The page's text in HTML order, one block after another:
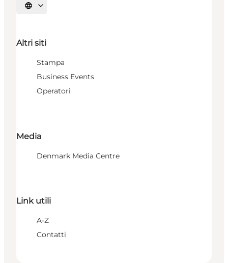
Seleziona la lingua
Altri siti
Stampa
Business Events
Operatori
Media
Denmark Media Centre
Link utili
A-Z
Contatti